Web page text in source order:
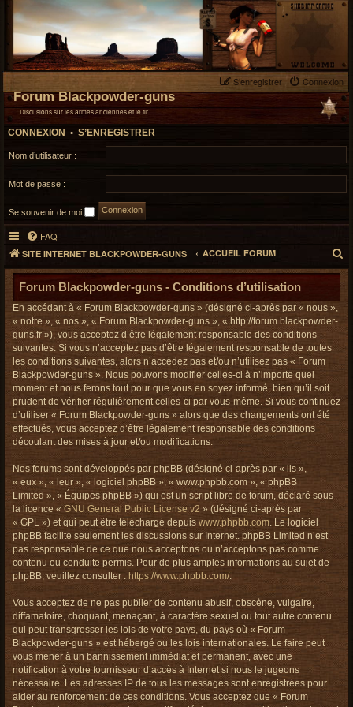
Connexion
S’enregistrer
Forum Blackpowder-guns
Discusions sur les armes anciennes et le tir
CONNEXION • S’ENREGISTRER
Nom d’utilisateur :
Mot de passe :
Se souvenir de moi
FAQ
SITE INTERNET BLACKPOWDER-GUNS ACCUEIL FORUM
e
r
Forum Blackpowder-guns - Conditions d’utilisation
En accédant à « Forum Blackpowder-guns » (désigné ci-après par « nous »,
« notre », « nos », « Forum Blackpowder-guns », « http://forum.blackpowder-
guns.fr »), vous acceptez d’être légalement responsable des conditions
suivantes. Si vous n’acceptez pas d’être légalement responsable de toutes
les conditions suivantes, alors n’accédez pas et/ou n’utilisez pas « Forum
Blackpowder-guns ». Nous pouvons modifier celles-ci à n’importe quel
moment et nous ferons tout pour que vous en soyez informé, bien qu’il soit
prudent de vérifier régulièrement celles-ci par vous-même. Si vous continuez
d’utiliser « Forum Blackpowder-guns » alors que des changements ont été
effectués, vous acceptez d’être légalement responsable des conditions
découlant des mises à jour et/ou modifications.
Nos forums sont développés par phpBB (désigné ci-après par « ils »,
« eux », « leur », « logiciel phpBB », « www.phpbb.com », « phpBB
Limited », « Équipes phpBB ») qui est un script libre de forum, déclaré sous
la licence « GNU General Public License v2 » (désigné ci-après par
« GPL ») et qui peut être téléchargé depuis www.phpbb.com. Le logiciel
phpBB facilite seulement les discussions sur Internet. phpBB Limited n’est
pas responsable de ce que nous acceptons ou n’acceptons pas comme
contenu ou conduite permis. Pour de plus amples informations au sujet de
phpBB, veuillez consulter : https://www.phpbb.com/.
Vous acceptez de ne pas publier de contenu abusif, obscène, vulgaire,
diffamatoire, choquant, menaçant, à caractère sexuel ou tout autre contenu
qui peut transgresser les lois de votre pays, du pays où « Forum
Blackpowder-guns » est hébergé ou les lois internationales. Le faire peut
vous mener à un bannissement immédiat et permanent, avec une
notification à votre fournisseur d’accès à Internet si nous le jugeons
nécessaire. Les adresses IP de tous les messages sont enregistrées pour
aider au renforcement de ces conditions. Vous acceptez que « Forum